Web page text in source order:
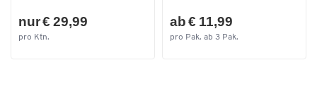
nur € 29,99
pro Ktn.
ab € 11,99
pro Pak. ab 3 Pak.